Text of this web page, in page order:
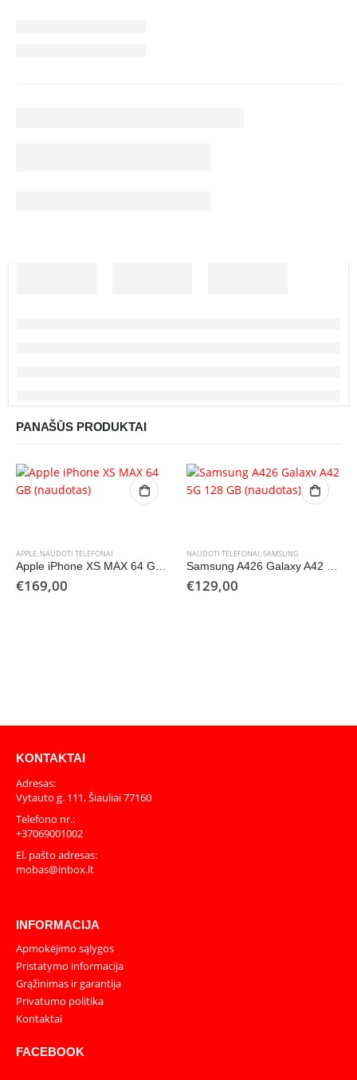
PANAŠŪS PRODUKTAI
APPLE, NAUDOTI TELEFONAI
Apple iPhone XS MAX 64 GB (naudotas)
€169,00
NAUDOTI TELEFONAI,SAMSUNG
Samsung A426 Galaxy A42 5G 128 GB (naudotas)
€129,00
KONTAKTAI
Adresas:
Vytauto g. 111, Šiauliai 77160
Telefono nr.:
+37069001002
El. pašto adresas:
mobas@inbox.lt
INFORMACIJA
Apmokėjimo sąlygos
Pristatymo informacija
Grąžinimas ir garantija
Privatumo politika
Kontaktai
FACEBOOK